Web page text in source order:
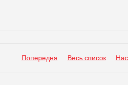
Попередня Весь список